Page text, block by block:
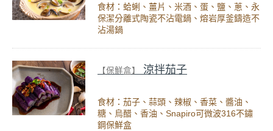
食材：蛤蜊、薑片、米酒、蛋、鹽、蔥、永
保潔分離式陶瓷不沾電鍋、熔岩厚釜鑄造不
沾湯鍋
【保鮮盒】 涼拌茄子
食材：茄子、蒜頭、辣椒、香菜、醬油、
糖、烏醋、香油、Snapiro可微波316不鏽
鋼保鮮盒